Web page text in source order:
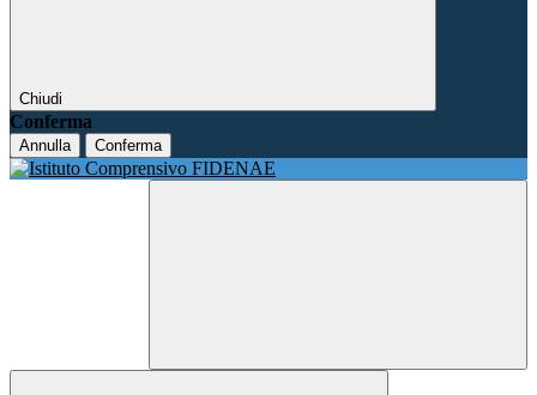
Chiudi
Conferma
Annulla Conferma